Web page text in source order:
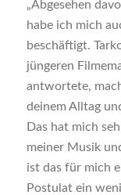
„Abgesehen
habe ich mich
beschäftigt.
jüngeren
antwortete,
deinem Alltag
Das hat mich
meiner Musik
ist das für mich
Postulat ein